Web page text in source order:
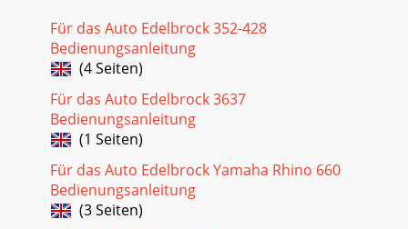
Für das Auto Edelbrock 352-428
Bedienungsanleitung
(4 Seiten)
Für das Auto Edelbrock 3637
Bedienungsanleitung
(1 Seiten)
Für das Auto Edelbrock Yamaha Rhino 660
Bedienungsanleitung
(3 Seiten)